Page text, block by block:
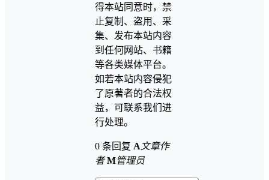
得本站同意时，禁
止复制、盗用、采
集、发布本站内容
到任何网站、书籍
等各类媒体平台。
如若本站内容侵犯
了原著者的合法权
益，可联系我们进
行处理。
0 条回复 A 文章作
者 M管理员